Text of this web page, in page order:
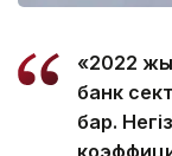
«2022
банк
бар.